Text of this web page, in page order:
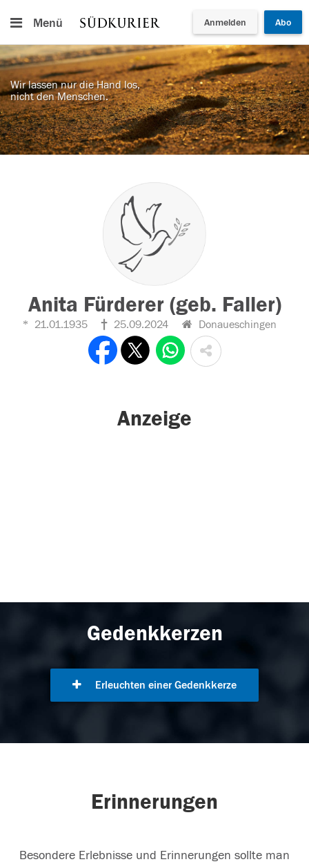
Menü Anmelden Abo
Wir lassen nur die Hand los,
nicht den Menschen.
Anita Fürderer (geb. Faller)
21.01.1935 25.09.2024 Donaueschingen
Anzeige
Gedenkkerzen
Erleuchten einer Gedenkkerze
Erinnerungen
Besondere Erlebnisse und Erinnerungen sollte man